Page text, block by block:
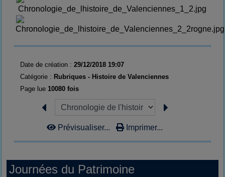
Journées du Patrimoine
Date de création :29/12/2018 19:07
Catégorie : Rubriques - Histoire de Valenciennes
Page lue 10080 fois
Prévisualiser... Imprimer...